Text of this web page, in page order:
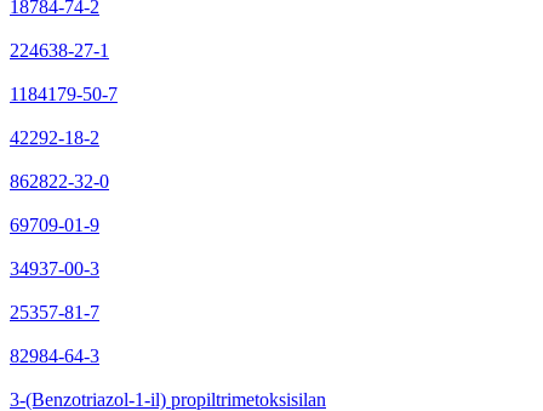
18784-74-2
224638-27-1
1184179-50-7
42292-18-2
862822-32-0
69709-01-9
34937-00-3
25357-81-7
82984-64-3
3-(Benzotriazol-1-il) propiltrimetoksisilan